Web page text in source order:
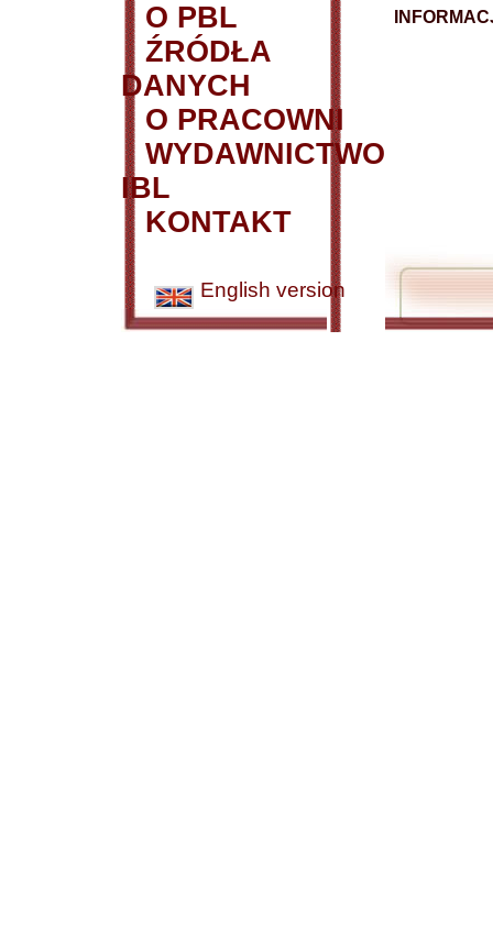
O PBL
ŹRÓDŁA
DANYCH
O PRACOWNI
WYDAWNICTWO
IBL
KONTAKT
English version